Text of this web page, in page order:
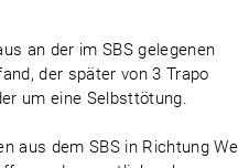
an der im SBS gelegenen
der später von 3 Trapo
um eine Selbsttötung.
aus dem SBS in Richtung